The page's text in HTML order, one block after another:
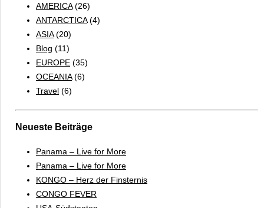
AMERICA(26)
ANTARCTICA(4)
ASIA(20)
Blog (11)
EUROPE (35)
OCEANIA(6)
Travel (6)
Neueste Beiträge
Panama – Live for More
Panama – Live for More
KONGO – Herz der Finsternis
CONGO FEVER